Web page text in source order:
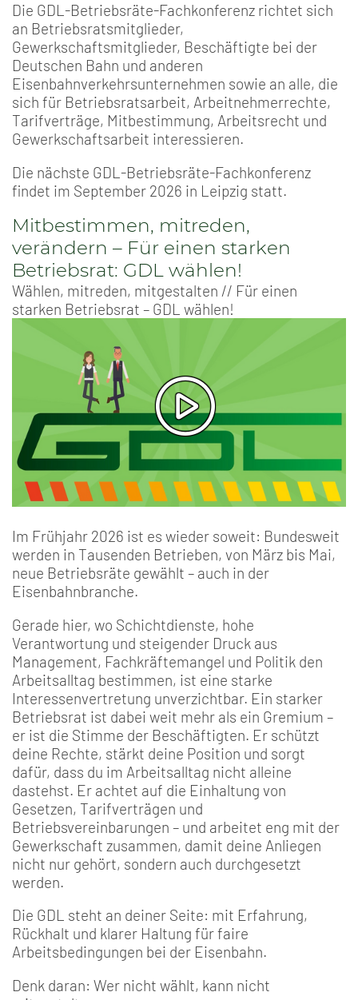
Die GDL-Betriebsräte-Fachkonferenz richtet sich
an Betriebsratsmitglieder,
Gewerkschaftsmitglieder, Beschäftigte bei der
Deutschen Bahn und anderen
Eisenbahnverkehrsunternehmen sowie an alle, die
sich für Betriebsratsarbeit, Arbeitnehmerrechte,
Tarifverträge, Mitbestimmung, Arbeitsrecht und
Gewerkschaftsarbeit interessieren.
Die nächste GDL-Betriebsräte-Fachkonferenz
findet im September 2026 in Leipzig statt.
Mitbestimmen, mitreden,
verändern – Für einen starken
Betriebsrat: GDL wählen!
Wählen, mitreden, mitgestalten // Für einen
starken Betriebsrat – GDL wählen!
Im Frühjahr 2026 ist es wieder soweit: Bundesweit
werden in Tausenden Betrieben, von März bis Mai,
neue Betriebsräte gewählt – auch in der
Eisenbahnbranche.
Gerade hier, wo Schichtdienste, hohe
Verantwortung und steigender Druck aus
Management, Fachkräftemangel und Politik den
Arbeitsalltag bestimmen, ist eine starke
Interessenvertretung unverzichtbar. Ein starker
Betriebsrat ist dabei weit mehr als ein Gremium –
er ist die Stimme der Beschäftigten. Er schützt
deine Rechte, stärkt deine Position und sorgt
dafür, dass du im Arbeitsalltag nicht alleine
dastehst. Er achtet auf die Einhaltung von
Gesetzen, Tarifverträgen und
Betriebsvereinbarungen – und arbeitet eng mit der
Gewerkschaft zusammen, damit deine Anliegen
nicht nur gehört, sondern auch durchgesetzt
werden.
Die GDL steht an deiner Seite: mit Erfahrung,
Rückhalt und klarer Haltung für faire
Arbeitsbedingungen bei der Eisenbahn.
Denk daran: Wer nicht wählt, kann nicht